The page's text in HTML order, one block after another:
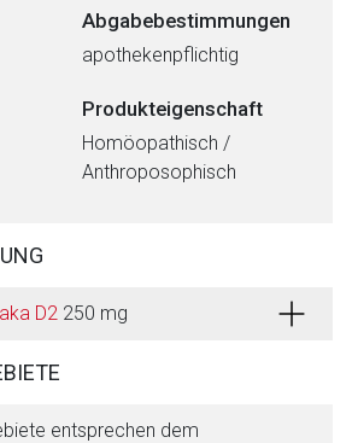
Abgabebestimmungen
apothekenpflichtig
Produkteigenschaft
Homöopathisch /
Anthroposophisch
D2 250 mg
entsprechen dem